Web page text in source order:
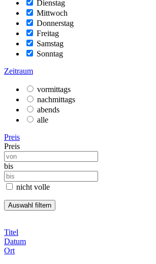
Dienstag
Mittwoch
Donnerstag
Freitag
Samstag
Sonntag
Zeitraum
vormittags
nachmittags
abends
alle
Preis
Preis
bis
nicht volle
Titel
Datum
Ort